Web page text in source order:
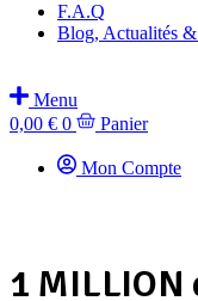
F.A.Q
Blog, Actualités
Menu
0,00 € 0 Panier
Mon Compte
1 MILLION